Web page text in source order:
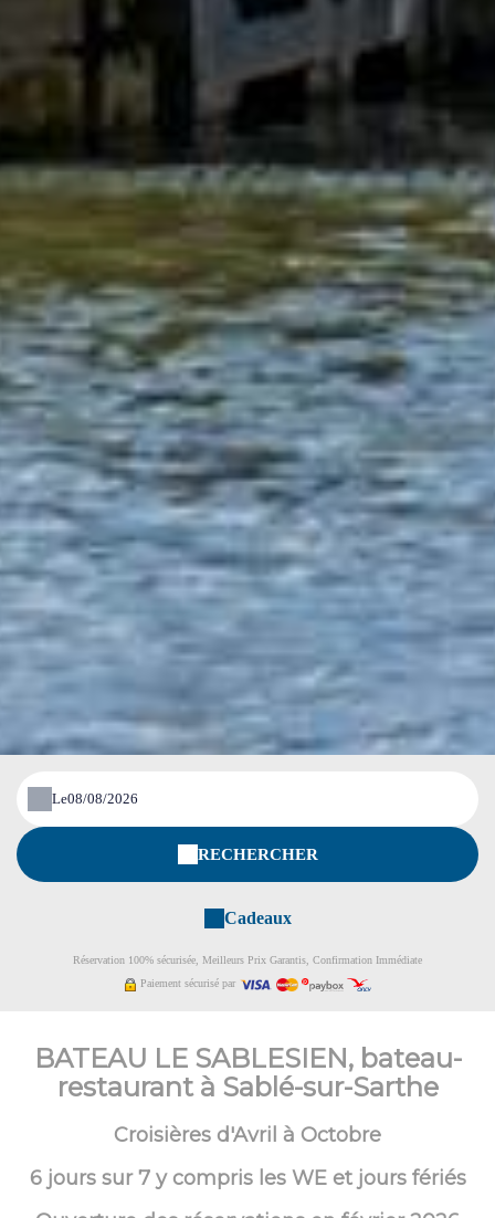
Le
RECHERCHER
Cadeaux
Réservation 100% sécurisée, Meilleurs Prix Garantis, Confirmation Immédiate
Paiement sécurisé par
BATEAU LE SABLESIEN, bateau-
restaurant à Sablé-sur-Sarthe
Croisières d'Avril à Octobre
6 jours sur 7 y compris les WE et jours fériés